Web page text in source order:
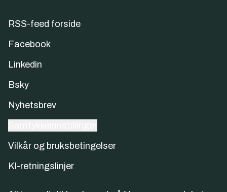
RSS-feed forside
Facebook
Linkedin
Bsky
Nyhetsbrev
Vilkår og bruksbetingelser
KI-retningslinjer